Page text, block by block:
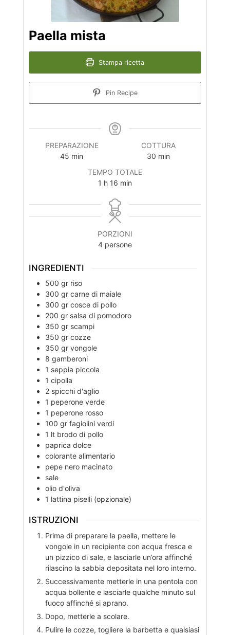
Paella mista
Stampa ricetta
Pin Recipe
PREPARAZIONE
45 minuti
min
COTTURA
30minuti
min
TEMPO TOTALE
1 ora
h 16minuti
min
PORZIONI
4 persone
INGREDIENTI
500 gr riso
300 gr carne di maiale
300 gr cosce di pollo
200 gr salsa di pomodoro
350 gr scampi
350 gr cozze
350 gr vongole
8 gamberoni
1 seppia piccola
1 cipolla
2 spicchi d'aglio
1 peperone verde
1 peperone rosso
100 gr fagiolini verdi
1 lt brodo di pollo
paprica dolce
colorante alimentario
pepe nero macinato
sale
olio d'oliva
1 lattina piselli (opzionale)
ISTRUZIONI
Prima di preparare la paella, mettere le
vongole in un recipiente con acqua fresca e
un pizzico di sale, e lasciarle un’ora affinché
rilascino la sabbia depositata nel loro interno.
Successivamente metterle in una pentola con
acqua bollente e lasciarle qualche minuto sul
fuoco affinché si aprano.
Dopo, metterle a scolare.
Pulire le cozze, togliere la barbetta e qualsiasi